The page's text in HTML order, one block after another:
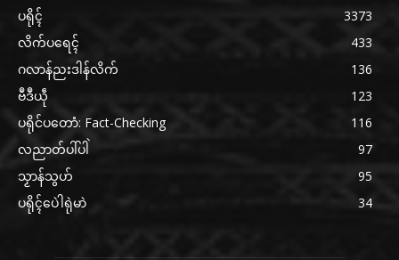
ပရိုၚ်
3373
လိက်ပရေၚ်
433
ဂလာန်ညးဒါန်လိက်
136
ဗဳဒဳယဵု
123
ပရိုင်ပတောံ: Fact-Checking
116
လညာတ်ပါ်ပါဲ
97
သၟာန်သွဟ်
95
ပရိုၚ်ပေဲါရုဲမာဲ
34